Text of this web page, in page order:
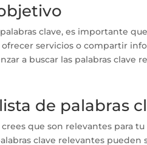
clave, es importante
servicios o compartir
a buscar las palabras clave
de palabras
que son relevantes para
clave relevantes pueden